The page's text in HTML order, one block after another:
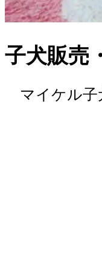
子犬販売
マイケル子